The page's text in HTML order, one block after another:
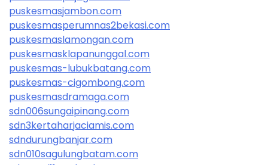
puskesmasjambon.com
puskesmasperumnas2bekasi.com
puskesmaslamongan.com
puskesmasklapanunggal.com
puskesmas-lubukbatang.com
puskesmas-cigombong.com
puskesmasdramaga.com
sdn006sungaipinang.com
sdn3kertaharjaciamis.com
sdndurungbanjar.com
sdn010sagulungbatam.com